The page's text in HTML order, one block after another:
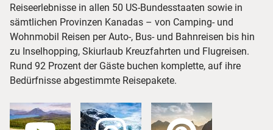
Reiseerlebnisse in allen 50 US-Bundesstaaten sowie in
sämtlichen Provinzen Kanadas – von Camping- und
Wohnmobil Reisen per Auto-, Bus- und Bahnreisen bis hin
zu Inselhopping, Skiurlaub Kreuzfahrten und Flugreisen.
Rund 92 Prozent der Gäste buchen komplette, auf ihre
Bedürfnisse abgestimmte Reisepakete.